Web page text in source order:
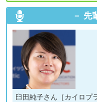
先
臼田純子さん［カイロプ